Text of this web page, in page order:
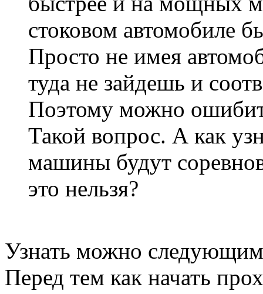
стоковом автомобиле
Просто не имея
туда не зайдешь и
Поэтому можно
Такой вопрос. А как
машины будут
это нельзя?
Узнать можно
Перед тем как начать